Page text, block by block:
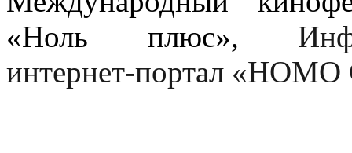
«Ноль плюс»,
интернет-портал